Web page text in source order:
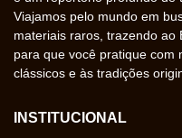
Viajamos pelo mundo em
materiais raros, trazendo ao
para que você pratique com
clássicos e às tradições
INSTITUCIONAL